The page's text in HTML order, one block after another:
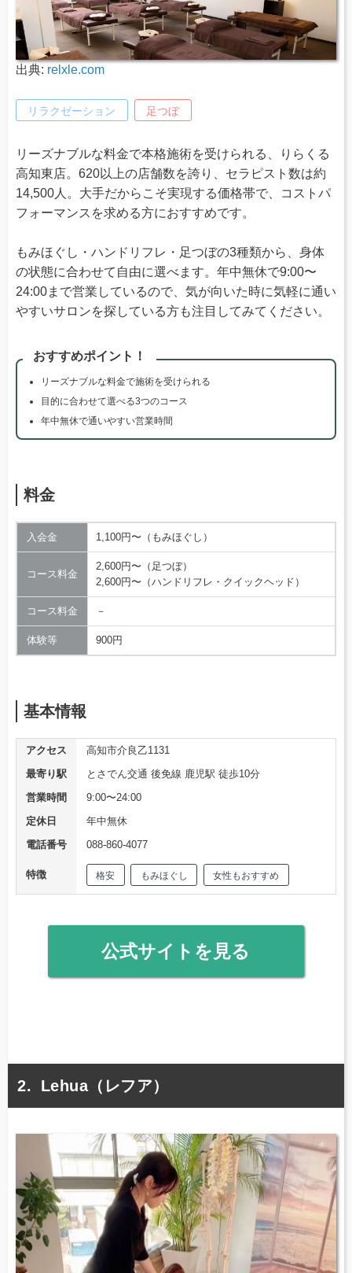
出典: relxle.com
リラクゼーション 足つぼ
リーズナブルな料金で本格施術を受けられる、りらくる
高知東店。620以上の店舗数を誇り、セラピスト数は約
14,500人。大手だからこそ実現する価格帯で、コストパ
フォーマンスを求める方におすすめです。
もみほぐし・ハンドリフレ・足つぼの3種類から、身体
の状態に合わせて自由に選べます。年中無休で9:00〜
24:00まで営業しているので、気が向いた時に気軽に通い
やすいサロンを探している方も注目してみてください。
おすすめポイント！
リーズナブルな料金で施術を受けられる
目的に合わせて選べる3つのコース
年中無休で通いやすい営業時間
料金
入会金 1,100円〜（もみほぐし）
コース料金
2,600円〜（足つぼ）
2,600円〜（ハンドリフレ・クイックヘッド）
コース料金 －
体験等 900円
基本情報
アクセス
高知市介良乙1131
最寄り駅
とさでん交通 後免線 鹿児駅 徒歩10分
営業時間
9:00〜24:00
定休日
年中無休
電話番号
088-860-4077
特徴 格安 もみほぐし 女性もおすすめ
公式サイトを見る
Lehua（レフア）